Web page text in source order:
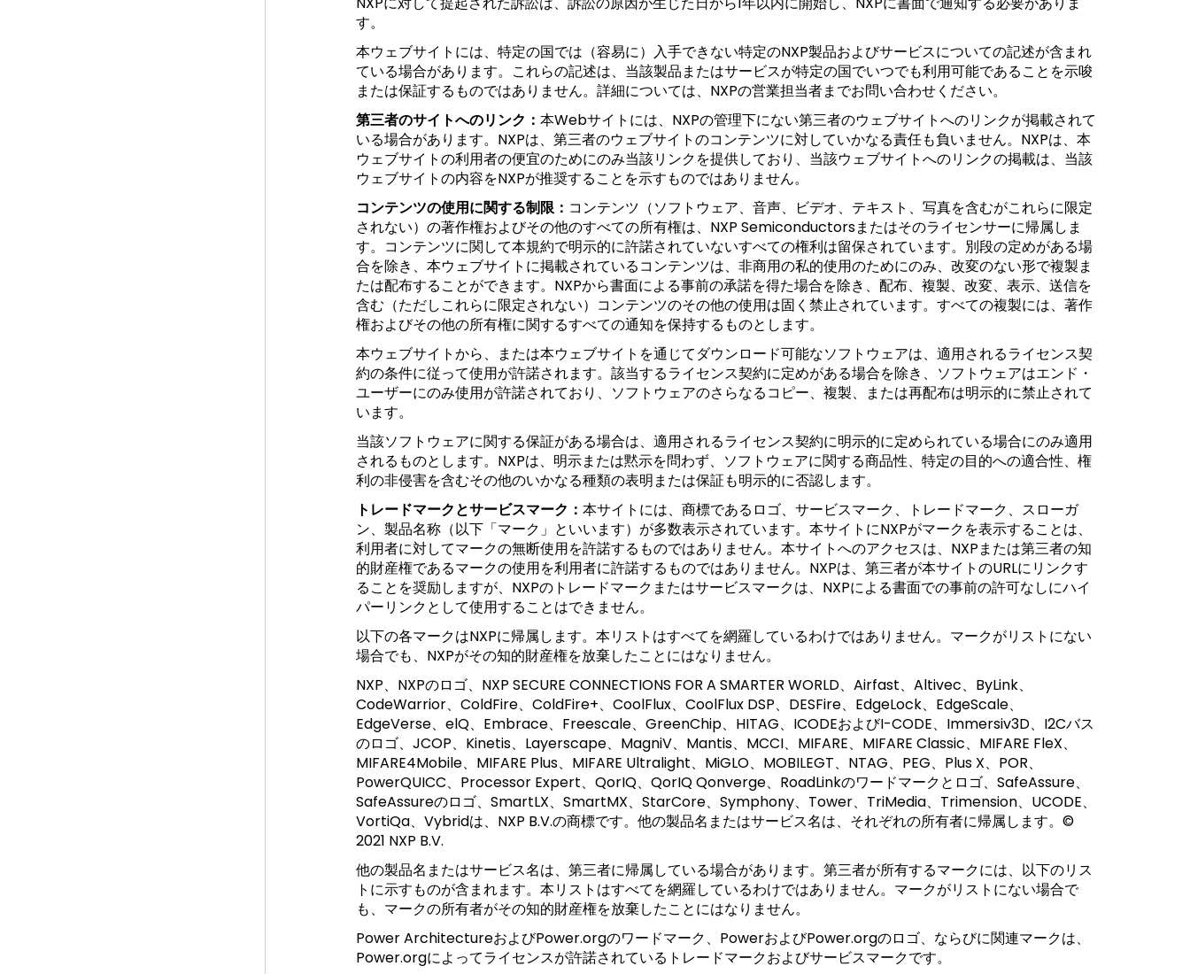
す。
本ウェブサイトには、特定の国では（容易に）入手できない特定のNXP製品およびサービスについての記述が含まれ
ている場合があります。これらの記述は、当該製品またはサービスが特定の国でいつでも利用可能であることを示唆
または保証するものではありません。詳細については、NXPの営業担当者までお問い合わせください。
第三者のサイトへのリンク： 本Webサイトには、NXPの管理下にない第三者のウェブサイトへのリンクが掲載されて
いる場合があります。NXPは、第三者のウェブサイトのコンテンツに対していかなる責任も負いません。NXPは、本
ウェブサイトの利用者の便宜のためにのみ当該リンクを提供しており、当該ウェブサイトへのリンクの掲載は、当該
ウェブサイトの内容をNXPが推奨することを示すものではありません。
コンテンツの使用に関する制限： コンテンツ（ソフトウェア、音声、ビデオ、テキスト、写真を含むがこれらに限定
されない）の著作権およびその他のすべての所有権は、NXP Semiconductorsまたはそのライセンサーに帰属しま
す。コンテンツに関して本規約で明示的に許諾されていないすべての権利は留保されています。別段の定めがある場
合を除き、本ウェブサイトに掲載されているコンテンツは、非商用の私的使用のためにのみ、改変のない形で複製ま
たは配布することができます。NXPから書面による事前の承諾を得た場合を除き、配布、複製、改変、表示、送信を
含む（ただしこれらに限定されない）コンテンツのその他の使用は固く禁止されています。すべての複製には、著作
権およびその他の所有権に関するすべての通知を保持するものとします。
本ウェブサイトから、または本ウェブサイトを通じてダウンロード可能なソフトウェアは、適用されるライセンス契
約の条件に従って使用が許諾されます。該当するライセンス契約に定めがある場合を除き、ソフトウェアはエンド・
ユーザーにのみ使用が許諾されており、ソフトウェアのさらなるコピー、複製、または再配布は明示的に禁止されて
います。
当該ソフトウェアに関する保証がある場合は、適用されるライセンス契約に明示的に定められている場合にのみ適用
されるものとします。NXPは、明示または黙示を問わず、ソフトウェアに関する商品性、特定の目的への適合性、権
利の非侵害を含むその他のいかなる種類の表明または保証も明示的に否認します。
トレードマークとサービスマーク： 本サイトには、商標であるロゴ、サービスマーク、トレードマーク、スローガ
ン、製品名称（以下「マーク」といいます）が多数表示されています。本サイトにNXPがマークを表示することは、
利用者に対してマークの無断使用を許諾するものではありません。本サイトへのアクセスは、NXPまたは第三者の知
的財産権であるマークの使用を利用者に許諾するものではありません。NXPは、第三者が本サイトのURLにリンクす
ることを奨励しますが、NXPのトレードマークまたはサービスマークは、NXPによる書面での事前の許可なしにハイ
パーリンクとして使用することはできません。
以下の各マークはNXPに帰属します。本リストはすべてを網羅しているわけではありません。マークがリストにない
場合でも、NXPがその知的財産権を放棄したことにはなりません。
NXP、NXPのロゴ、NXP SECURE CONNECTIONS FOR A SMARTER WORLD、Airfast、Altivec、ByLink、
CodeWarrior、ColdFire、ColdFire+、CoolFlux、CoolFlux DSP、DESFire、EdgeLock、EdgeScale、
EdgeVerse、elQ、Embrace、Freescale、GreenChip、HITAG、ICODEおよびI-CODE、Immersiv3D、I2Cバス
のロゴ、JCOP、Kinetis、Layerscape、MagniV、Mantis、MCCI、MIFARE、MIFARE Classic、MIFARE FleX、
MIFARE4Mobile、MIFARE Plus、MIFARE Ultralight、MiGLO、MOBILEGT、NTAG、PEG、Plus X、POR、
PowerQUICC、Processor Expert、QorIQ、QorIQ Qonverge、RoadLinkのワードマークとロゴ、SafeAssure、
SafeAssureのロゴ、SmartLX、SmartMX、StarCore、Symphony、Tower、TriMedia、Trimension、UCODE、
VortiQa、Vybridは、NXP B.V.の商標です。他の製品名またはサービス名は、それぞれの所有者に帰属します。©
2021 NXP B.V.
他の製品名またはサービス名は、第三者に帰属している場合があります。第三者が所有するマークには、以下のリス
トに示すものが含まれます。本リストはすべてを網羅しているわけではありません。マークがリストにない場合で
も、マークの所有者がその知的財産権を放棄したことにはなりません。
Power ArchitectureおよびPower.orgのワードマーク、PowerおよびPower.orgのロゴ、ならびに関連マークは、
Power.orgによってライセンスが許諾されているトレードマークおよびサービスマークです。